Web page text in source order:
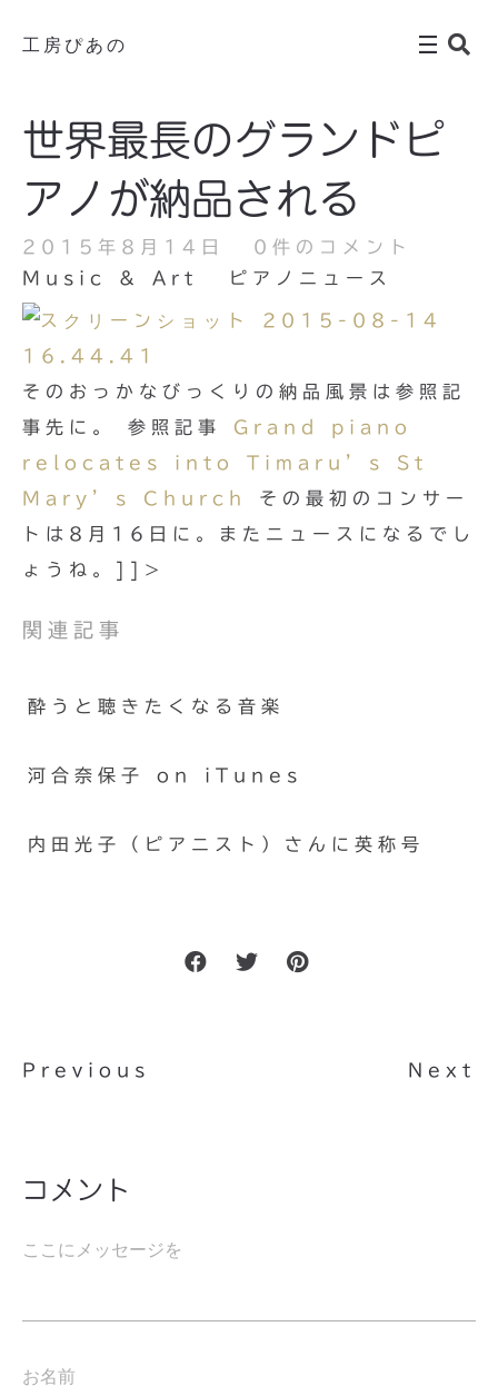
工房ぴあの
世界最長のグランドピ
アノが納品される
2015年8月14日
0件のコメント
Music & Art
ピアノニュース
そのおっかなびっくりの納品風景は参照記
事先に。 参照記事 Grand piano
relocates into Timaru’s St
Mary’s Church
その最初のコンサー
トは8月16日に。またニュースになるでし
ょうね。]]>
関連記事
酔うと聴きたくなる音楽
河合奈保子 on iTunes
内田光子（ピアニスト）さんに英称号
Previous Next
コメント